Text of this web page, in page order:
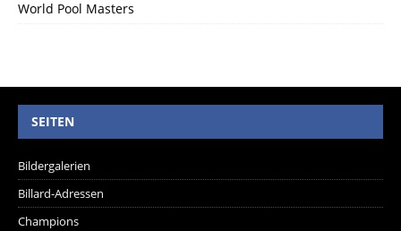
World Pool Masters
SEITEN
Bildergalerien
Billard-Adressen
Champions